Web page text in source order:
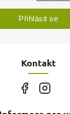
Kontakt
Přihlásit se